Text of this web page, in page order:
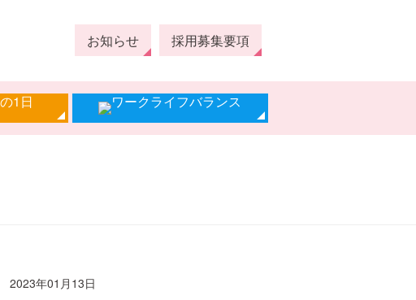
お知らせ 採用募集要項
2023年01月13日